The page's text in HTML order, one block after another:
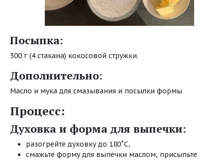
Посыпка:
300 г (4 стакана) кокосовой стружки.
Дополнительно:
Масло и мука для смазывания и посылки формы
Процесс:
Духовка и форма для выпечки:
разогрейте духовку до 180˚C,
смажьте форму для выпечки маслом, присыпьте